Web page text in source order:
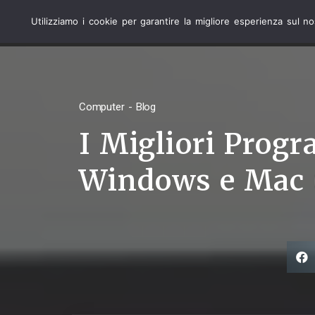
COMPUTER
Computer - Blog
I Migliori
Windows e Mac
Utilizziamo i cookie per garantire la migliore esperienza sul